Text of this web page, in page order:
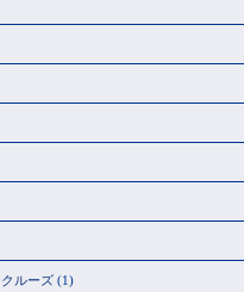
ルーズ (1)